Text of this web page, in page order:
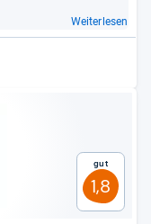
Weiterlesen
Gut
1,8